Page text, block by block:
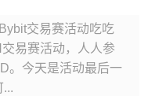
交易赛活动吃吃
易赛活动，人人参
。今天是活动最后一
...